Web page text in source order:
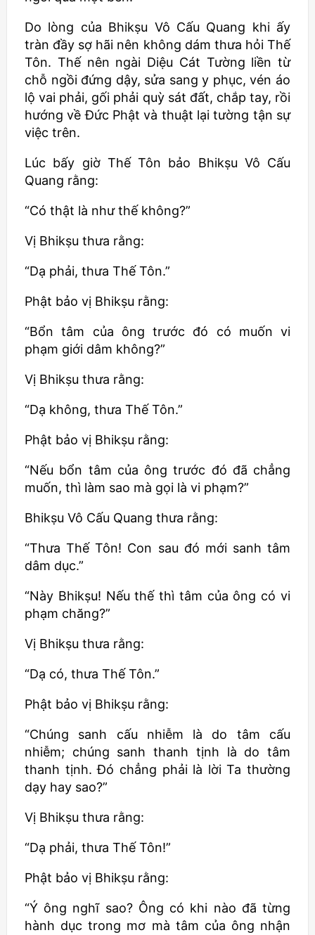
Do lòng của Bhikṣu Vô Cấu Quang khi ấy
tràn đầy sợ hãi nên không dám thưa hỏi Thế
Tôn. Thế nên ngài Diệu Cát Tường liền từ
chỗ ngồi đứng dậy, sửa sang y phục, vén áo
lộ vai phải, gối phải quỳ sát đất, chắp tay, rồi
hướng về Đức Phật và thuật lại tường tận sự
việc trên.
Lúc bấy giờ Thế Tôn bảo Bhikṣu Vô Cấu
Quang rằng:
“Có thật là như thế không?”
Vị Bhikṣu thưa rằng:
“Dạ phải, thưa Thế Tôn.”
Phật bảo vị Bhikṣu rằng:
“Bổn tâm của ông trước đó có muốn vi
phạm giới dâm không?”
Vị Bhikṣu thưa rằng:
“Dạ không, thưa Thế Tôn.”
Phật bảo vị Bhikṣu rằng:
“Nếu bổn tâm của ông trước đó đã chẳng
muốn, thì làm sao mà gọi là vi phạm?”
Bhikṣu Vô Cấu Quang thưa rằng:
“Thưa Thế Tôn! Con sau đó mới sanh tâm
dâm dục.”
“Này Bhikṣu! Nếu thế thì tâm của ông có vi
phạm chăng?”
Vị Bhikṣu thưa rằng:
“Dạ có, thưa Thế Tôn.”
Phật bảo vị Bhikṣu rằng:
“Chúng sanh cấu nhiễm là do tâm cấu
nhiễm; chúng sanh thanh tịnh là do tâm
thanh tịnh. Đó chẳng phải là lời Ta thường
dạy hay sao?”
Vị Bhikṣu thưa rằng:
“Dạ phải, thưa Thế Tôn!”
Phật bảo vị Bhikṣu rằng:
“Ý ông nghĩ sao? Ông có khi nào đã từng
hành dục trong mơ mà tâm của ông nhận